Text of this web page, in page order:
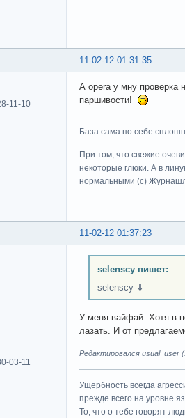
11-02-12 01:31:35
11-10
А opera у мну проверка
паршивости!
База сама по себе
При том, что свежие
некоторые глюки. А в
нормальными (c)
11-02-12 01:37:23
03-11
selenscy пишет:
selenscy ⇓
У меня вайфай. Хотя в
лазать. И от
Редактировался usual_user
Ущербность всегда
прежде всего на уровне
То, что о тебе говорят